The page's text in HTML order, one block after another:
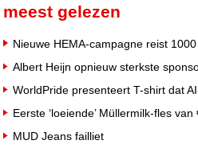
meest gelezen
MUD Jeans failliet